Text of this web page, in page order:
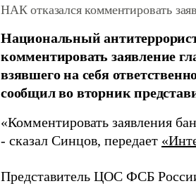
НАК отказался комментировать
Национальный
комментировать заявление
взявшего на себя
сообщил во вторник
«Комментировать заявления
- сказал Синцов, передает
Представитель ЦОС ФСБ